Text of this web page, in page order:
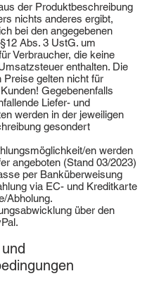
der Produktbeschreibung
nichts anderes ergibt,
bei den angegebenen
Abs. 3 UstG. um
Verbraucher, die keine
enthalten. Die
Preise gelten nicht für
Gegebenenfalls
Liefer- und
werden in der jeweiligen
gesondert
en werden
angeboten (Stand 03/2023)
per Banküberweisung
via EC- und Kreditkarte
Abholung.
über den